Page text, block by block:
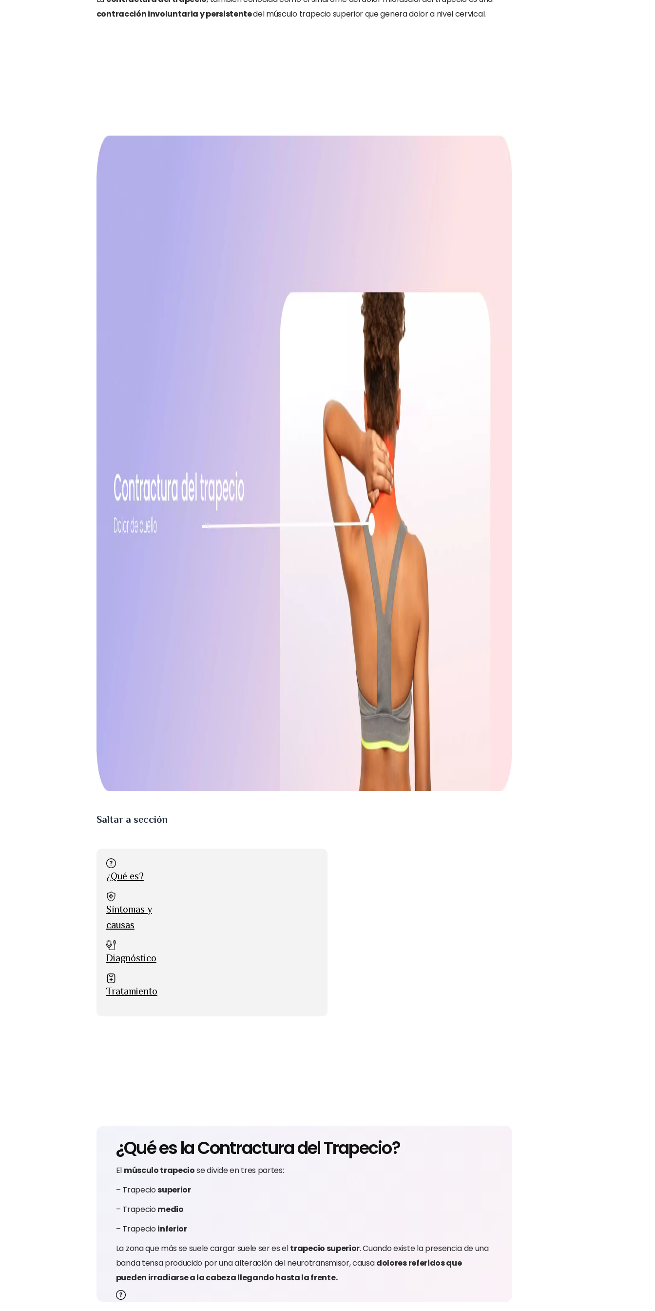
contracción involuntaria y persistentedel músculo trapecio superior que genera dolor a nivel cervical.
Saltar a sección
¿Qué es?
Síntomas y
causas
Diagnóstico
Tratamiento
¿Qué es la Contractura del Trapecio?
El músculo trapeciose divide en tres partes:
– Trapeciosuperior
– Trapeciomedio
– Trapecioinferior
La zona que más se suele cargar suele ser es eltrapecio superior. Cuando existe la presencia de una
banda tensa producido por una alteración del neurotransmisor, causadolores referidos que
pueden irradiarse a la cabeza llegando hasta la frente.